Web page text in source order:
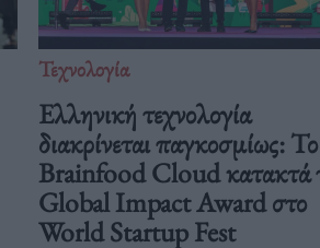
Τεχνολογία
Ελληνική τεχνολογία
διακρίνεται παγκοσμίως: Το
Brainfood Cloud κατακτά
Global Impact Award στο
World Startup Fest